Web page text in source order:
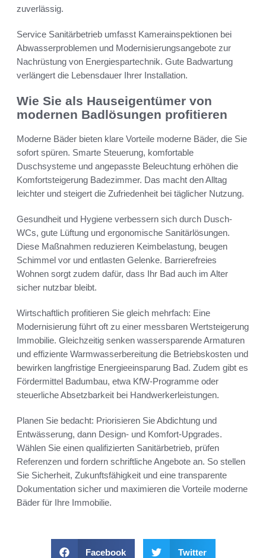
zuverlässig.
Service Sanitärbetrieb umfasst Kamerainspektionen bei
Abwasserproblemen und Modernisierungsangebote zur
Nachrüstung von Energiespartechnik. Gute Badwartung
verlängert die Lebensdauer Ihrer Installation.
Wie Sie als Hauseigentümer von
modernen Badlösungen profitieren
Moderne Bäder bieten klare Vorteile moderne Bäder, die Sie
sofort spüren. Smarte Steuerung, komfortable
Duschsysteme und angepasste Beleuchtung erhöhen die
Komfortsteigerung Badezimmer. Das macht den Alltag
leichter und steigert die Zufriedenheit bei täglicher Nutzung.
Gesundheit und Hygiene verbessern sich durch Dusch-
WCs, gute Lüftung und ergonomische Sanitärlösungen.
Diese Maßnahmen reduzieren Keimbelastung, beugen
Schimmel vor und entlasten Gelenke. Barrierefreies
Wohnen sorgt zudem dafür, dass Ihr Bad auch im Alter
sicher nutzbar bleibt.
Wirtschaftlich profitieren Sie gleich mehrfach: Eine
Modernisierung führt oft zu einer messbaren Wertsteigerung
Immobilie. Gleichzeitig senken wassersparende Armaturen
und effiziente Warmwasserbereitung die Betriebskosten und
bewirken langfristige Energieeinsparung Bad. Zudem gibt es
Fördermittel Badumbau, etwa KfW-Programme oder
steuerliche Absetzbarkeit bei Handwerkerleistungen.
Planen Sie bedacht: Priorisieren Sie Abdichtung und
Entwässerung, dann Design- und Komfort-Upgrades.
Wählen Sie einen qualifizierten Sanitärbetrieb, prüfen
Referenzen und fordern schriftliche Angebote an. So stellen
Sie Sicherheit, Zukunftsfähigkeit und eine transparente
Dokumentation sicher und maximieren die Vorteile moderne
Bäder für Ihre Immobilie.
Facebook Twitter